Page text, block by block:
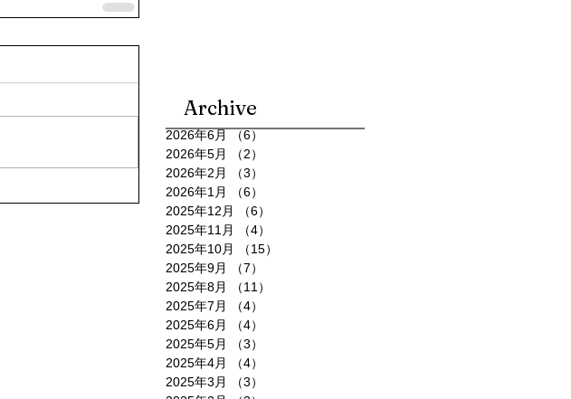
2026年6月 （6）
2026年5月
（2）
2026年2月
（3）
2026年1月
（6）
2025年12月
（6）
2025年11月
（4）
2025年10月
（15）
2025年9月
（7）
2025年8月
（11）
2025年7月
（4）
2025年6月
（4）
2025年5月
（3）
2025年4月
（4）
2025年3月
（3）
Archive